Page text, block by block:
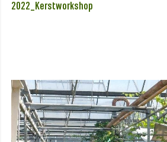
2022_Kerstworkshop